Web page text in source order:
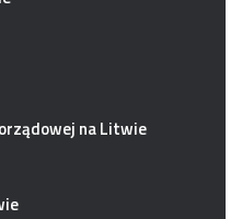
na Litwie